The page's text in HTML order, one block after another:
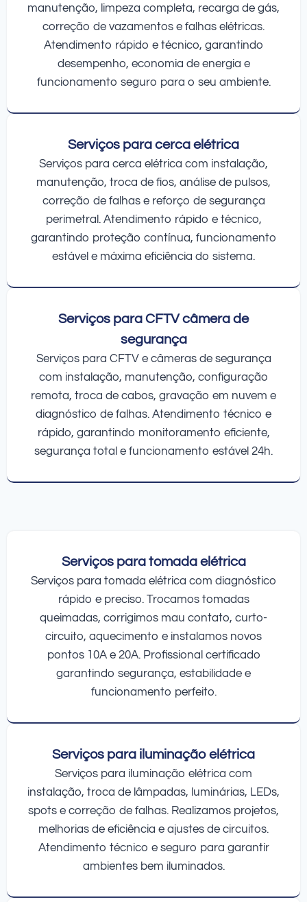
manutenção, limpeza completa, recarga de gás,
correção de vazamentos e falhas elétricas.
Atendimento rápido e técnico, garantindo
desempenho, economia de energia e
funcionamento seguro para o seu ambiente.
Serviços para cerca elétrica
Serviços para cerca elétrica com instalação,
manutenção, troca de fios, análise de pulsos,
correção de falhas e reforço de segurança
perimetral. Atendimento rápido e técnico,
garantindo proteção contínua, funcionamento
estável e máxima eficiência do sistema.
Serviços para CFTV câmera de
segurança
Serviços para CFTV e câmeras de segurança
com instalação, manutenção, configuração
remota, troca de cabos, gravação em nuvem e
diagnóstico de falhas. Atendimento técnico e
rápido, garantindo monitoramento eficiente,
segurança total e funcionamento estável 24h.
Serviços para tomada elétrica
Serviços para tomada elétrica com diagnóstico
rápido e preciso. Trocamos tomadas
queimadas, corrigimos mau contato, curto-
circuito, aquecimento e instalamos novos
pontos 10A e 20A. Profissional certificado
garantindo segurança, estabilidade e
funcionamento perfeito.
Serviços para iluminação elétrica
Serviços para iluminação elétrica com
instalação, troca de lâmpadas, luminárias, LEDs,
spots e correção de falhas. Realizamos projetos,
melhorias de eficiência e ajustes de circuitos.
Atendimento técnico e seguro para garantir
ambientes bem iluminados.